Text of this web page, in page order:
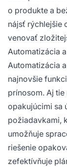
o produkte a
nájsť rýchlejšie
venovať
Automatizácia
Automatizácia
najnovšie
prínosom. Aj
opakujúcimi sa
požiadavkami,
umožňuje
riešenie
zefektívňuje